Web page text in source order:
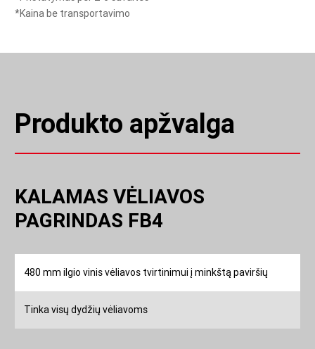
PRODUKTO APRAŠYMAS
nesvarbu, kur esate ar kokios oro sąlygos vyrauja. Todėl
rato!
*Kaina be transportavimo
Produkto apžvalga
KALAMAS VĖLIAVOS
PAGRINDAS FB4
480 mm ilgio vinis vėliavos tvirtinimui į minkštą paviršių
Tinka visų dydžių vėliavoms